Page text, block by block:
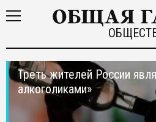
Треть жителей России
алкоголиками»